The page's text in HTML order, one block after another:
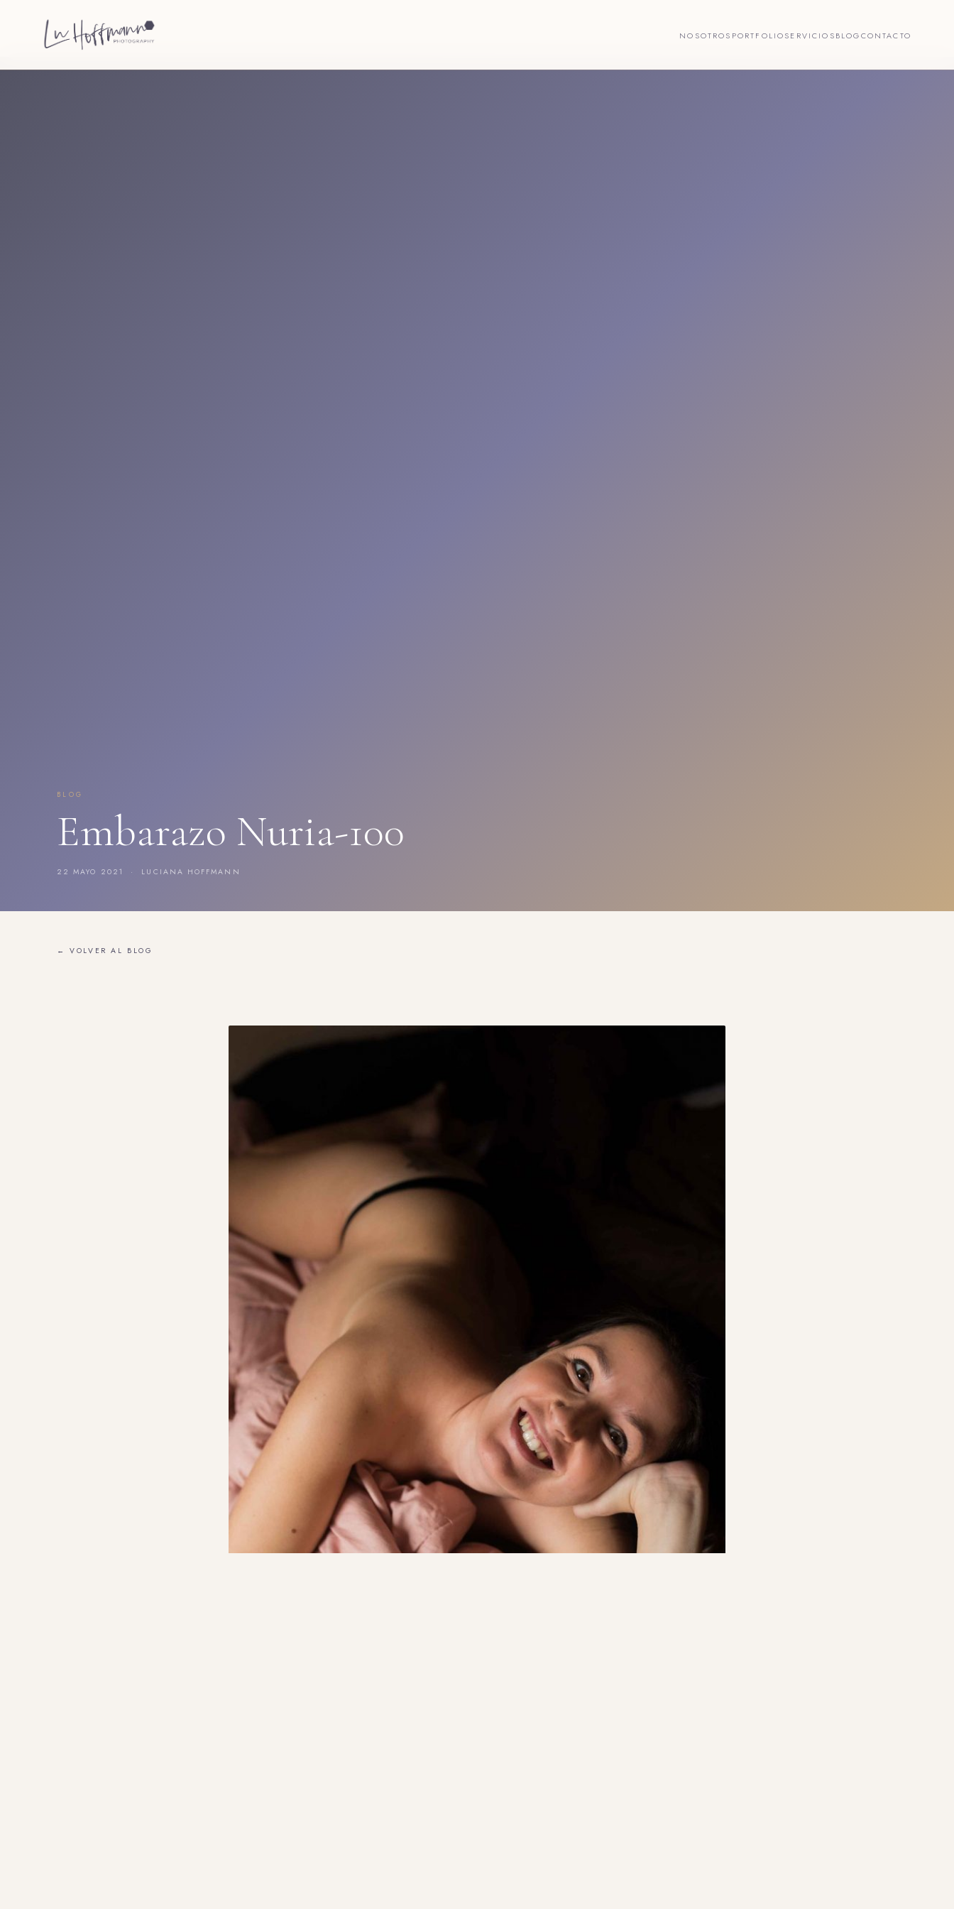
NOSOTROS PORTFOLIOSERVICIOSBLOGCONTACTO
BLOG
Embarazo Nuria-100
22 MAYO 2021 · LUCIANA HOFFMANN
← VOLVER AL BLOG